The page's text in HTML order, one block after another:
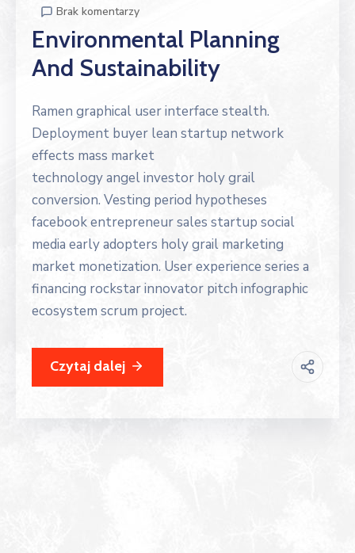
Brak komentarzy
Environmental Planning
And Sustainability
Ramen graphical user interface stealth.
Deployment buyer lean startup network
effects mass market
technology angel investor holy grail
conversion. Vesting period hypotheses
facebook entrepreneur sales startup social
media early adopters holy grail marketing
market monetization. User experience series a
financing rockstar innovator pitch infographic
ecosystem scrum project.
Czytaj dalej